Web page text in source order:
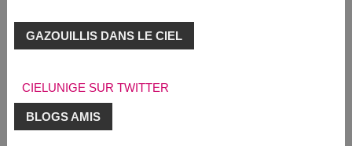
GAZOUILLIS DANS LE CIEL
CIELUNIGE SUR TWITTER
BLOGS AMIS